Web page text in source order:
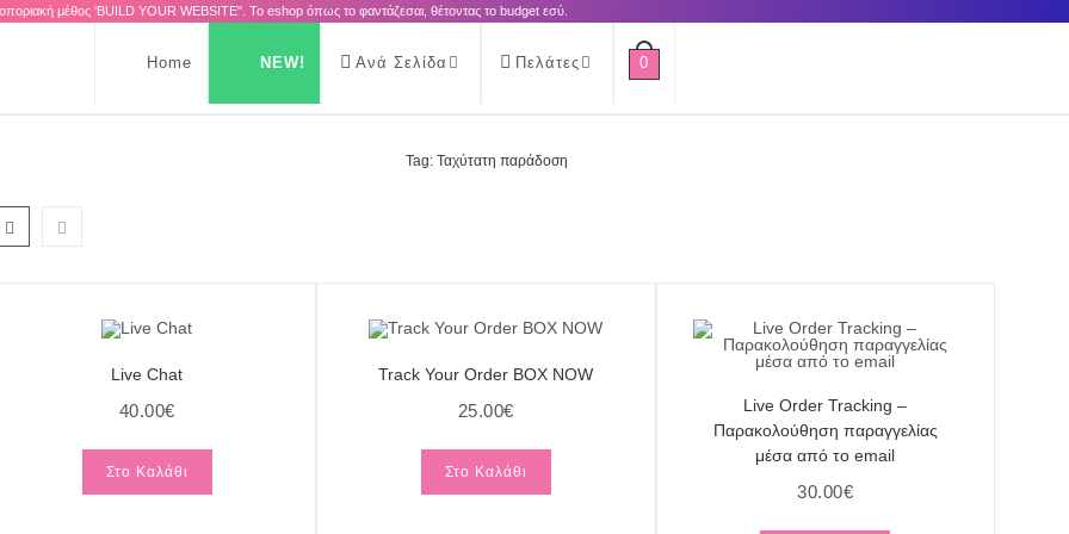
μέθος 'BUILD YOUR WEBSITE". Το eshop όπως το φαντάζεσαι, θέτοντας το budget εσύ.
Home NEW! Ανά Σελίδα Πελάτες 0
Tag: Ταχύτατη παράδοση
Live Chat
40.00€
Στο Καλάθι
Track Your Order BOX NOW
25.00€
Στο Καλάθι
Live Order Tracking –
Παρακολούθηση παραγγελίας
μέσα από το email
30.00€